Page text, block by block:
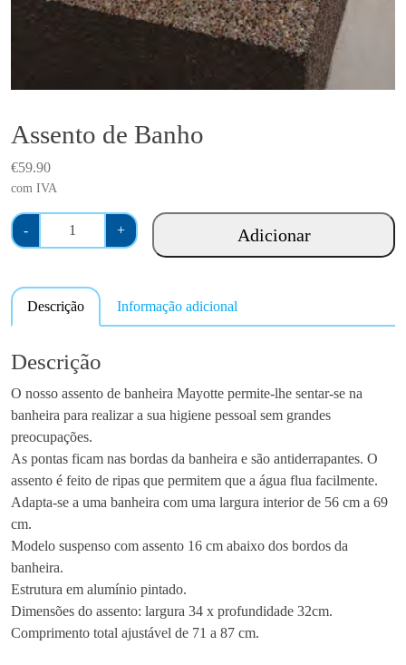
Assento de Banho
€59.90
com IVA
-
Q
u
n
i
d
a
d
e
d
e
A
s
s
e
n
t
o
d
+ Adicionar
Descrição Informação adicional
Descrição
O nosso assento de banheira Mayotte permite-lhe sentar-se na
banheira para realizar a sua higiene pessoal sem grandes
preocupações.
As pontas ficam nas bordas da banheira e são antiderrapantes. O
assento é feito de ripas que permitem que a água flua facilmente.
Adapta-se a uma banheira com uma largura interior de 56 cm a 69
cm.
Modelo suspenso com assento 16 cm abaixo dos bordos da
banheira.
Estrutura em alumínio pintado.
Dimensões do assento: largura 34 x profundidade 32cm.
Comprimento total ajustável de 71 a 87 cm.